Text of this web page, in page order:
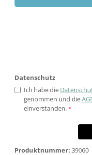
Datenschutz
Ich habe die
genommen und die
einverstanden.*
Produktnummer: 39060